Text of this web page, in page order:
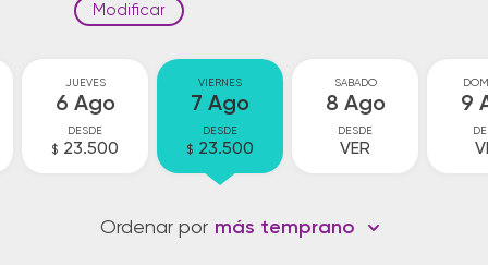
Modificar
JUEVES
6 Ago
DESDE
$ 23.500
VIERNES
7 Ago
DESDE
$ 23.500
SABADO
8 Ago
DESDE
VER
9
Ordenar por más temprano